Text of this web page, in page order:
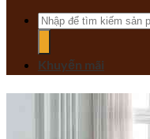
Tìm
kiếm:
Khuyến mãi